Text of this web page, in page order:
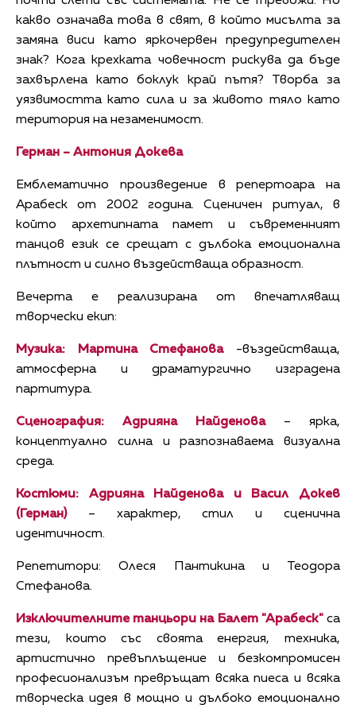
какво означава това в свят, в който мисълта за
замяна виси като яркочервен предупредителен
знак? Кога крехката човечност рискува да бъде
захвърлена като боклук край пътя? Творба за
уязвимостта като сила и за живото тяло като
територия на незаменимост.
Герман – Антония Докева
Емблематично произведение в репертоара на
Арабеск от 2002 година. Сценичен ритуал, в
който архетипната памет и съвременният
танцов език се срещат с дълбока емоционална
плътност и силно въздействаща образност.
Вечерта е реализирана от впечатляващ
творчески екип:
Музика: Мартина Стефанова-въздействаща,
атмосферна и драматургично изградена
партитура.
Сценография: Адрияна Найденова– ярка,
концептуално силна и разпознаваема визуална
среда.
Костюми: Адрияна Найденова и Васил Докев
(Герман)– характер, стил и сценична
идентичност.
Репетитори: Олеся Пантикина и Теодора
Стефанова.
Изключителните танцьори на Балет "Арабеск"са
тези, които със своята енергия, техника,
артистично превъплъщение и безкомпромисен
професионализъм превръщат всяка пиеса и всяка
творческа идея в мощно и дълбоко емоционално